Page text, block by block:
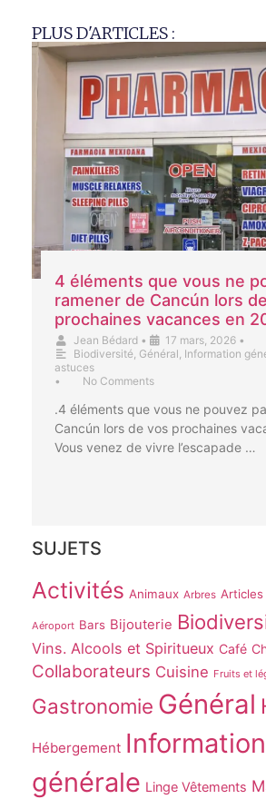
PLUS D'ARTICLES :
4 éléments que vous ne
ramener de Cancún lors
prochaines vacances en
Jean Bédard • 17 mars, 2026 •
Biodiversité Général Information
astuces
•
No Comments
.4 éléments que vous ne pouvez
Cancún lors de vos prochaines
Vous venez de vivre l’escapade …
SUJETS
Activités Animaux Arbres
Aéroport Bars Bijouterie
Vins. Alcools et Spiritueux Café
Collaborateurs Cuisine Fruits et
Gastronomie Général
Hébergement Information
générale Linge Vêtements